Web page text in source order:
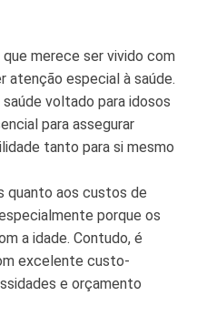
merece ser vivido com
atenção especial à saúde.
voltado para idosos
para assegurar
tanto para si mesmo
quanto aos custos de
porque os
a idade. Contudo, é
excelente custo-
e orçamento